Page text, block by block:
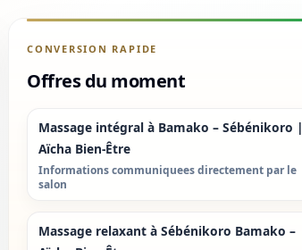
CONVERSION RAPIDE
Offres du moment
Massage intégral à Bamako – Sébénikoro |
Aïcha Bien-Être
Informations communiquees directement par le
salon
Massage relaxant à Sébénikoro Bamako –